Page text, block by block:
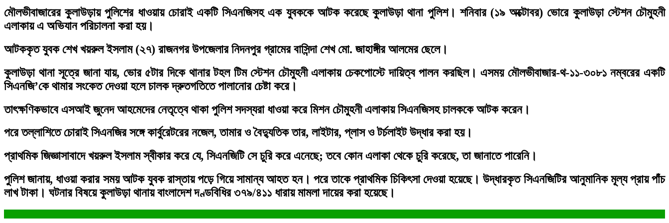
মৌলভীবাজারের কুলাউড়ায় পুলিশের ধাওয়ায় চোরাই একটি সিএনজিসহ এক যুবককে আটক করেছে কুলাউড়া থানা পুলিশ। শনিবার (১৯ অক্টোবর) ভোরে কুলাউড়া স্টেশন চৌমুহনী
এলাকায় এ অভিযান পরিচালনা করা হয়।
আটককৃত যুবক শেখ খয়রুল ইসলাম (২৭) রাজনগর উপজেলার নিদনপুর গ্রামের বাসিন্দা শেখ মো. জাহাঙ্গীর আলমের ছেলে।
কুলাউড়া থানা সূত্রে জানা যায়, ভোর ৫টার দিকে থানার টহল টিম স্টেশন চৌমুহনী এলাকায় চেকপোস্টে দায়িত্ব পালন করছিল। এসময় মৌলভীবাজার-থ-১১-৩০৮১ নম্বরের একটি
সিএনজি’কে থামার সংকেত দেওয়া হলে চালক দ্রুতগতিতে পালানোর চেষ্টা করে।
তাৎক্ষণিকভাবে এসআই জুনেদ আহমেদের নেতৃত্বে থাকা পুলিশ সদস্যরা ধাওয়া করে মিশন চৌমুহনী এলাকায় সিএনজিসহ চালককে আটক করেন।
পরে তল্লাশিতে চোরাই সিএনজির সঙ্গে কার্বুরেটরের নজেল, তামার ও বৈদ্যুতিক তার, লাইটার, প্লাস ও টর্চলাইট উদ্ধার করা হয়।
প্রাথমিক জিজ্ঞাসাবাদে খয়রুল ইসলাম স্বীকার করে যে, সিএনজিটি সে চুরি করে এনেছে; তবে কোন এলাকা থেকে চুরি করেছে, তা জানাতে পারেনি।
পুলিশ জানায়, ধাওয়া করার সময় আটক যুবক রাস্তায় পড়ে গিয়ে সামান্য আহত হন। পরে তাকে প্রাথমিক চিকিৎসা দেওয়া হয়েছে। উদ্ধারকৃত সিএনজিটির আনুমানিক মূল্য প্রায় পাঁচ
লাখ টাকা। ঘটনার বিষয়ে কুলাউড়া থানায় বাংলাদেশ দণ্ডবিধির ৩৭৯/৪১১ ধারায় মামলা দায়ের করা হয়েছে।